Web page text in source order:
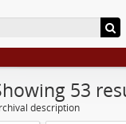
53
description